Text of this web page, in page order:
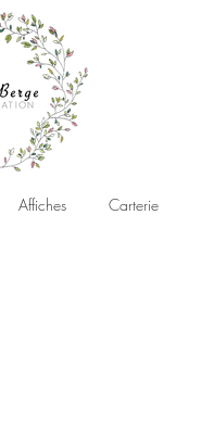
Affiches Carterie